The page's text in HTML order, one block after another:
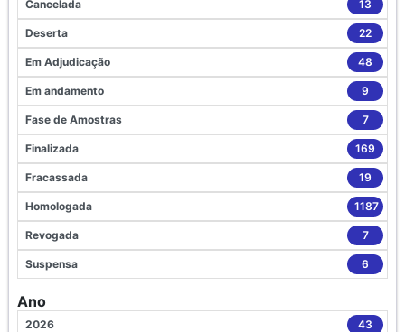
Cancelada 13
Deserta 22
Em Adjudicação 48
Em andamento 9
Fase de Amostras 7
Finalizada 169
Fracassada 19
Homologada 1187
Revogada 7
Suspensa 6
Ano
2026 43